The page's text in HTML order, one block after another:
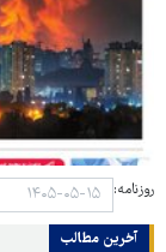
روزنامه:
آخرین مطالب